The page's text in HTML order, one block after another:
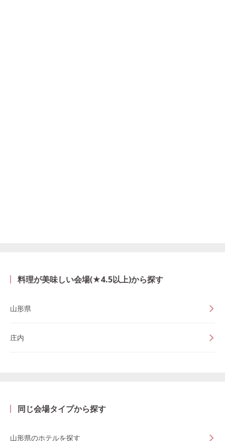
料理が美味しい会場(★4.5以上)から探す
山形県
庄内
同じ会場タイプから探す
山形県のホテルを探す